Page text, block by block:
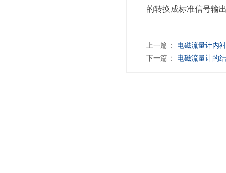
的转换成标准信号输
上一篇：
电磁流量计内
下一篇：
电磁流量计的